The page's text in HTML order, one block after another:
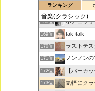
ランキング
167位 室内楽コ
168位 ボチェッ
169位 tak-talk
170位 ラストテ
171位 ノンノン
172位 【パーカ
173位 気軽にクラ